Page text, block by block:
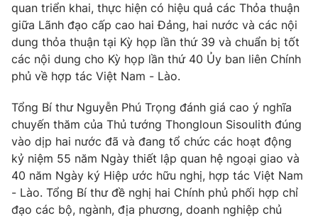
Phim VTV
Hậu trường
Nhân vật
Khán giả
Giải sao mai
Giải trí
Điện ảnh
Âm nhạc
Sao
Đời sống
Du lịch
Làm đẹp
Chất lượng cuộc sống
Giáo dục
Tuyển sinh
Học trực tuyến
Công nghệ
Hitech Công nghệ tương lai
Sản phẩm
Giao lưu trực tuyến
quan triển khai, thực hiện có hiệu quả các Thỏa thuận
giữa Lãnh đạo cấp cao hai Đảng, hai nước và các nội
dung thỏa thuận tại Kỳ họp lần thứ 39 và chuẩn bị tốt
các nội dung cho Kỳ họp lần thứ 40 Ủy ban liên Chính
phủ về hợp tác Việt Nam - Lào.
Tổng Bí thư Nguyễn Phú Trọng đánh giá cao ý nghĩa
chuyến thăm của Thủ tướng Thongloun Sisoulith đúng
vào dịp hai nước đã và đang tổ chức các hoạt động
kỷ niệm 55 năm Ngày thiết lập quan hệ ngoại giao và
40 năm Ngày ký Hiệp ước hữu nghị, hợp tác Việt Nam
- Lào. Tổng Bí thư đề nghị hai Chính phủ phối hợp chỉ
đạo các bộ, ngành, địa phương, doanh nghiệp chủ